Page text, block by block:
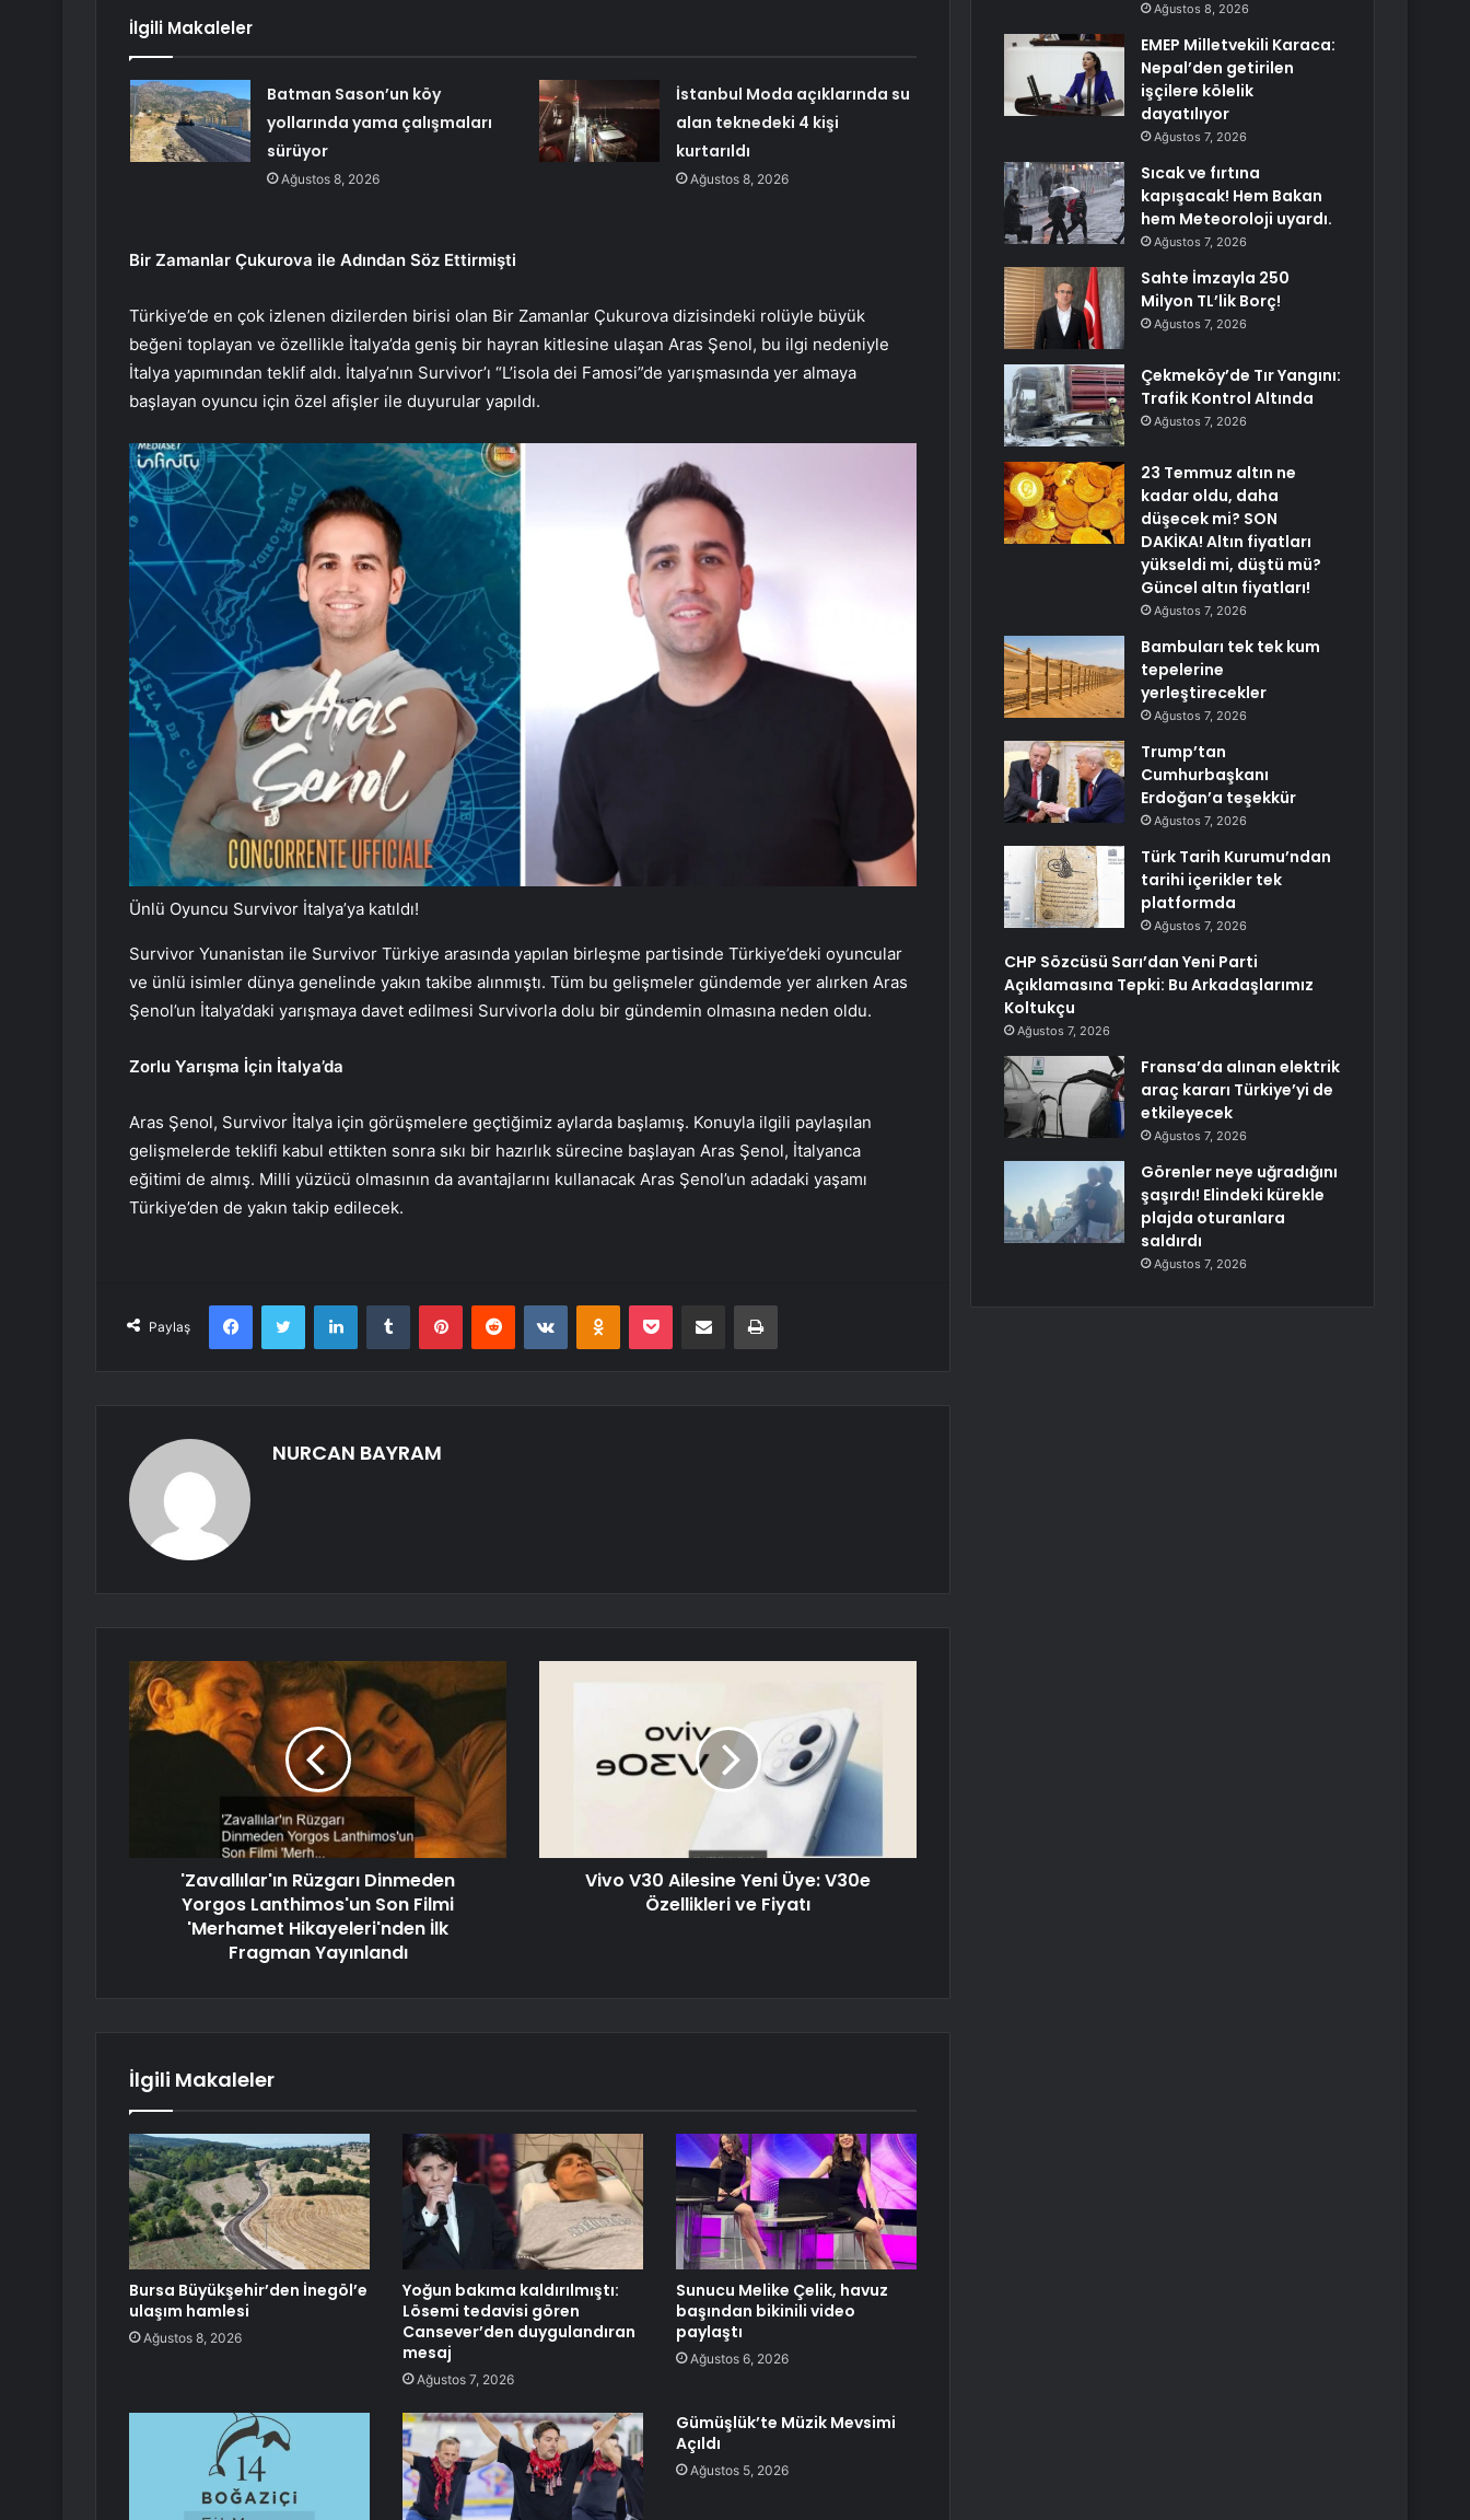
İlgili Makaleler
Batman Sason’un köy
yollarında yama çalışmaları
sürüyor
Ağustos 8, 2026
İstanbul Moda açıklarında su
alan teknedeki 4 kişi
kurtarıldı
Ağustos 8, 2026
Bir Zamanlar Çukurova ile Adından Söz Ettirmişti
Türkiye’de en çok izlenen dizilerden birisi olan Bir Zamanlar Çukurova dizisindeki rolüyle büyük
beğeni toplayan ve özellikle İtalya’da geniş bir hayran kitlesine ulaşan Aras Şenol, bu ilgi nedeniyle
İtalya yapımından teklif aldı. İtalya’nın Survivor’ı “L’isola dei Famosi”de yarışmasında yer almaya
başlayan oyuncu için özel afişler ile duyurular yapıldı.
Ünlü Oyuncu Survivor İtalya’ya katıldı!
Survivor Yunanistan ile Survivor Türkiye arasında yapılan birleşme partisinde Türkiye’deki oyuncular
ve ünlü isimler dünya genelinde yakın takibe alınmıştı. Tüm bu gelişmeler gündemde yer alırken Aras
Şenol’un İtalya’daki yarışmaya davet edilmesi Survivorla dolu bir gündemin olmasına neden oldu.
Zorlu Yarışma İçin İtalya’da
Aras Şenol, Survivor İtalya için görüşmelere geçtiğimiz aylarda başlamış. Konuyla ilgili paylaşılan
gelişmelerde teklifi kabul ettikten sonra sıkı bir hazırlık sürecine başlayan Aras Şenol, İtalyanca
eğitimi de almış. Milli yüzücü olmasının da avantajlarını kullanacak Aras Şenol’un adadaki yaşamı
Türkiye’den de yakın takip edilecek.
Paylaş
FacebookTwitter LinkedInTumblr PinterestReddit VKontakteOdnoklassniki
Pocket E-Posta ile paylaş Yazdır
NURCAN BAYRAM
'Zavallılar'ın Rüzgarı Dinmeden
Yorgos Lanthimos'un Son Filmi
'Merhamet Hikayeleri'nden İlk
Fragman Yayınlandı
Vivo V30 Ailesine Yeni Üye: V30e
Özellikleri ve Fiyatı
İlgili Makaleler
Bursa Büyükşehir’den İnegöl’e
ulaşım hamlesi
Ağustos 8, 2026
Yoğun bakıma kaldırılmıştı:
Lösemi tedavisi gören
Cansever’den duygulandıran
mesaj
Ağustos 7, 2026
Sunucu Melike Çelik, havuz
başından bikinili video
paylaştı
Ağustos 6, 2026
Gümüşlük’te Müzik Mevsimi
Açıldı
Ağustos 5, 2026
Ağustos 8, 2026
EMEP Milletvekili Karaca:
Nepal’den getirilen
işçilere kölelik
dayatılıyor
Ağustos 7, 2026
Sıcak ve fırtına
kapışacak! Hem Bakan
hem Meteoroloji uyardı.
Ağustos 7, 2026
Sahte İmzayla 250
Milyon TL’lik Borç!
Ağustos 7, 2026
Çekmeköy’de Tır Yangını:
Trafik Kontrol Altında
Ağustos 7, 2026
23 Temmuz altın ne
kadar oldu, daha
düşecek mi? SON
DAKİKA! Altın fiyatları
yükseldi mi, düştü mü?
Güncel altın fiyatları!
Ağustos 7, 2026
Bambuları tek tek kum
tepelerine
yerleştirecekler
Ağustos 7, 2026
Trump’tan
Cumhurbaşkanı
Erdoğan’a teşekkür
Ağustos 7, 2026
Türk Tarih Kurumu’ndan
tarihi içerikler tek
platformda
Ağustos 7, 2026
CHP Sözcüsü Sarı’dan Yeni Parti
Açıklamasına Tepki: Bu Arkadaşlarımız
Koltukçu
Ağustos 7, 2026
Fransa’da alınan elektrik
araç kararı Türkiye’yi de
etkileyecek
Ağustos 7, 2026
Görenler neye uğradığını
şaşırdı! Elindeki kürekle
plajda oturanlara
saldırdı
Ağustos 7, 2026